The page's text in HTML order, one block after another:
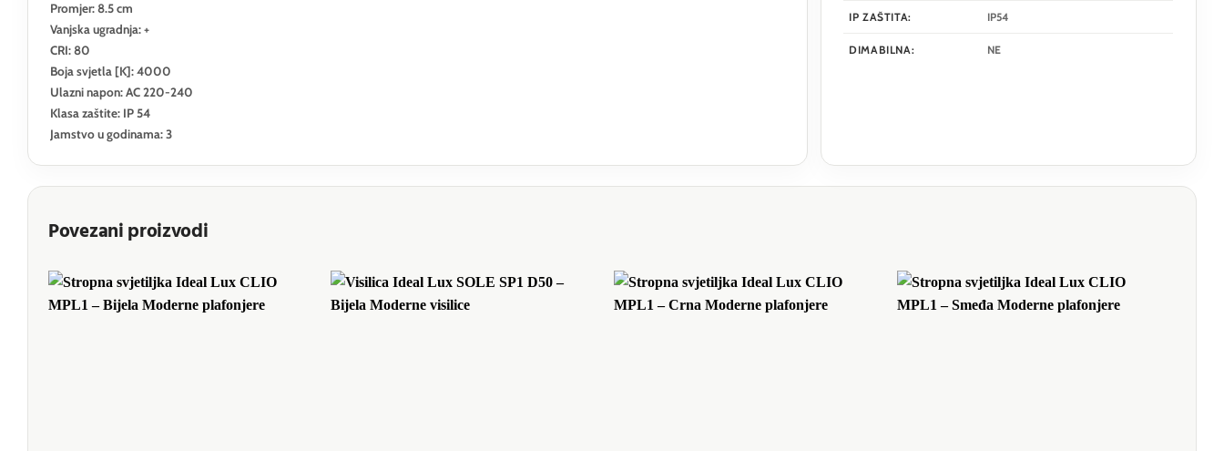
Promjer: 8.5 cm
Vanjska ugradnja: +
CRI: 80
Boja svjetla [K]: 4000
Ulazni napon: AC 220-240
Klasa zaštite: IP 54
Jamstvo u godinama: 3
IP ZAŠTITA: IP54
DIMABILNA: NE
Povezani proizvodi